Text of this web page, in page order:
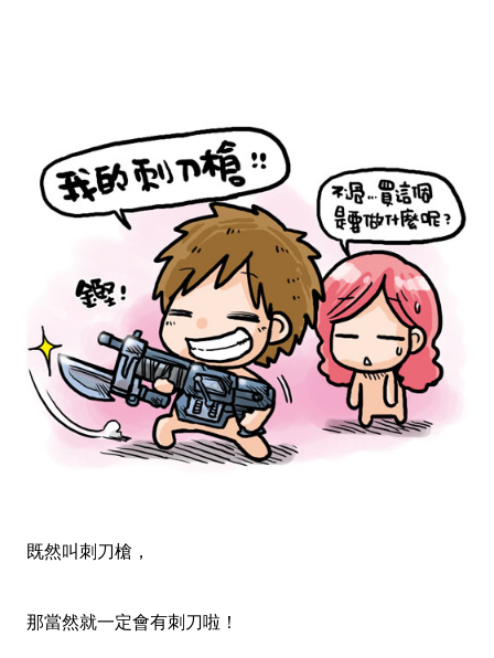
既然叫刺刀槍，
那當然就一定會有刺刀啦！